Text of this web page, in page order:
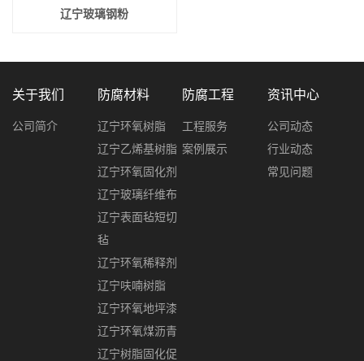
辽宁玻璃钢粉
关于我们
公司简介
防腐材料
辽宁环氧树脂
辽宁乙烯基树脂
辽宁环氧固化剂
辽宁玻璃纤维布
辽宁表面毡短切
毡
辽宁环氧稀释剂
辽宁呋喃树脂
辽宁环氧地坪漆
辽宁环氧煤沥青
辽宁树脂固化促
防腐工程
工程服务
案例展示
资讯中心
公司动态
行业动态
常见问题